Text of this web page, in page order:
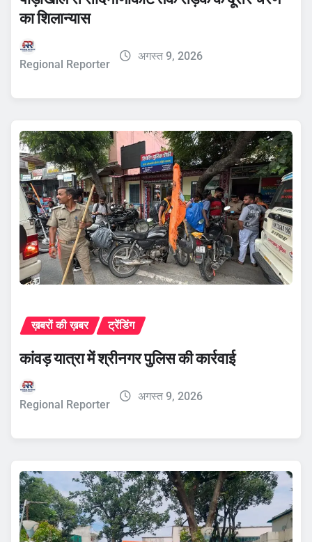
का शिलान्यास
Regional Reporter
अगस्त 9, 2026
ख़बरों की ख़बर ट्रेंडिंग
कांवड़ यात्रा में श्रीनगर पुलिस की कार्रवाई
Regional Reporter
अगस्त 9, 2026